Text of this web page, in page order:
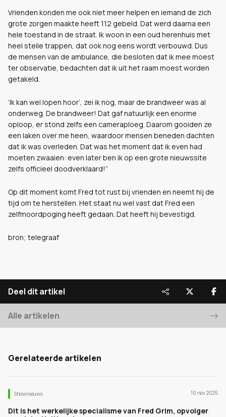
Vrienden konden me ook niet meer helpen en iemand de zich
grote zorgen maakte heeft 112 gebeld. Dat werd daarna een
hele toestand in de straat. Ik woon in een oud herenhuis met
heel steile trappen, dat ook nog eens wordt verbouwd. Dus
de mensen van de ambulance, die besloten dat ik mee moest
ter observatie, bedachten dat ik uit het raam moest worden
getakeld.
’Ik kan wel lopen hoor’, zei ik nog, maar de brandweer was al
onderweg. De brandweer! Dat gaf natuurlijk een enorme
oploop, er stond zelfs een cameraploeg. Daarom gooiden ze
een laken over me heen, waardoor mensen beneden dachten
dat ik was overleden. Dat was het moment dat ik even had
moeten zwaaien: even later ben ik op een grote nieuwssite
zelfs officieel doodverklaard!”
Op dit moment komt Fred tot rust bij vrienden en neemt hij de
tijd om te herstellen. Het staat nu wel vast dat Fred een
zelfmoordpoging heeft gedaan. Dat heeft hij bevestigd.
bron; telegraaf
Deel dit artikel
Alle artikelen
Gerelateerde artikelen
Shownieuws 10 nov 2025
Dit is het werkelijke specialisme van Fred Grim, opvolger